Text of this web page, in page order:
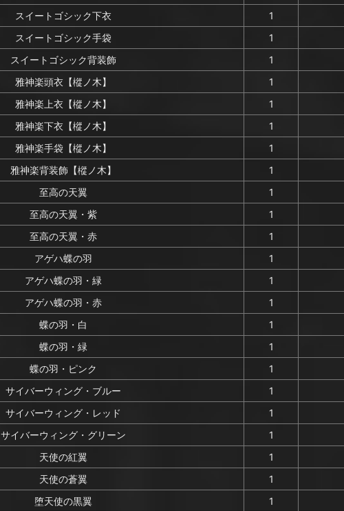
スイートゴシック下衣
1
スイートゴシック手袋
1
スイートゴシック背装飾
1
雅神楽頭衣【樅ノ木】
1
雅神楽上衣【樅ノ木】
1
雅神楽下衣【樅ノ木】
1
雅神楽手袋【樅ノ木】
1
雅神楽背装飾【樅ノ木】
1
至高の天翼
1
至高の天翼・紫
1
至高の天翼・赤
1
アゲハ蝶の羽
1
アゲハ蝶の羽・緑
1
アゲハ蝶の羽・赤
1
蝶の羽・白
1
蝶の羽・緑
1
蝶の羽・ピンク
1
サイバーウィング・ブルー
1
サイバーウィング・レッド
1
サイバーウィング・グリーン
1
天使の紅翼
1
天使の蒼翼
1
堕天使の黒翼
1